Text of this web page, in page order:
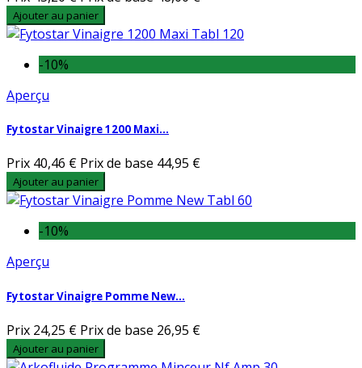
Ajouter au panier
-10%
Aperçu
Fytostar Vinaigre 1200 Maxi...
Prix 40,46 € Prix de base 44,95 €
Ajouter au panier
-10%
Aperçu
Fytostar Vinaigre Pomme New...
Prix 24,25 € Prix de base 26,95 €
Ajouter au panier